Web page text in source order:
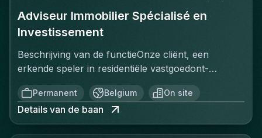
Adviseur Immobilier Spécialisé en
Investissement
Beschrijving van de functieOnze cliënt, een
erkende speler in residentiële vastgoedont­
wikkeling, zoekt een Adviseur Immobilier
gespecialiseerd in vastgoedbelegging om het
commerciële team te versterken. In deze functie
bent u verantwoordelijk voor de commercialisering
Permanent Belgium On site
Details van de baan